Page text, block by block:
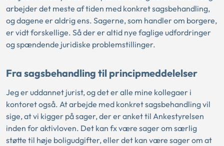
arbejder det meste af tiden med konkret sagsbehandling,
og dagene er aldrig ens. Sagerne, som handler om borgere,
er vidt forskellige. Så der er altid nye faglige udfordringer
og spændende juridiske problemstillinger.
Fra sagsbehandling til principmeddelelser
Jeg er uddannet jurist, og det er alle mine kollegaer i
kontoret også. At arbejde med konkret sagsbehandling vil
sige, at vi kigger på sager, der er anket til Ankestyrelsen
inden for aktivloven. Det kan fx være sager om særlig
støtte til høje boligudgifter, eller det kan være sager om at